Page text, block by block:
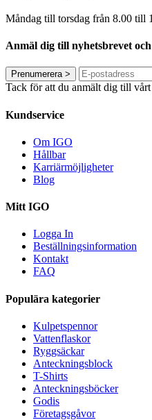
Måndag till torsdag från 8.00 till
Anmäl dig till nyhetsbrevet
Prenumerera>
Tack för att du anmält dig till
Kundservice
Om IGO
Hållbar
Karriärmöjligheter
Blog
Mitt IGO
Logga In
Beställningsinformation
Kontakt
FAQ
Populära kategorier
Kulpetspennor
Vattenflaskor
Ryggsäckar
Anteckningsblock
T-Shirts
Anteckningsböcker
Godis
Företagsgåvor